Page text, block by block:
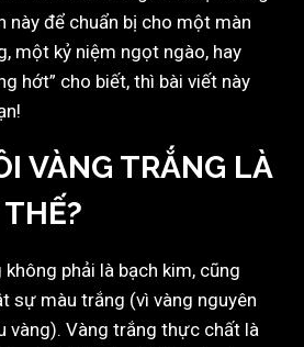
này để chuẩn bị cho một màn
một kỷ niệm ngọt ngào, hay
hớt” cho biết, thì bài viết này
VÀNG TRẮNG LÀ
phải là bạch kim, cũng
sự màu trắng (vì vàng nguyên
vàng). Vàng trắng thực chất là